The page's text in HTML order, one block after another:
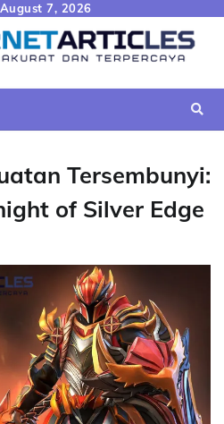
7, 2026
Tersembunyi:
of Silver Edge